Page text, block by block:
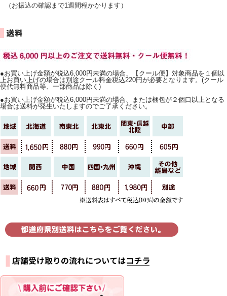
（お振込の確認まで1週間程かかります）
●お買い上げ金額が税込6,000円未満の場合、【クール便】対象商品を１個以
上お買い上げの場合は別途クール料金税込220円が必要となります。(クール
便代無料商品等、一部商品は除く)
●お買い上げ金額が税込6,000円未満の場合、または梱包が２個口以上となる
場合は送料が発生いたしますのでご了承ください。